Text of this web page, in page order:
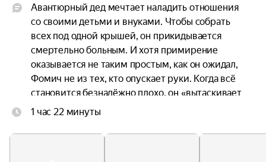
Авантюрный дед мечтает наладить отношения
со своими детьми и внуками. Чтобы собрать
всех под одной крышей, он прикидывается
смертельно больным. И хотя примирение
оказывается не таким простым, как он ожидал,
Фомич не из тех, кто опускает руки. Когда всё
становится безнадёжно плохо, он «вытаскивает
из рукава» запасной план, который срабатывает.
1 час 22 минуты